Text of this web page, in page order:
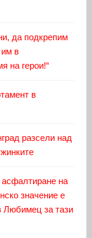
да подкрепим
в
на герои!“
в
разсели над
на
значение е
Любимец за тази